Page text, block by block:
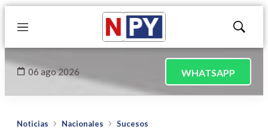
Menú
Mostrar
06 ago 2026 WHATSAPP
Noticias Nacionales Sucesos